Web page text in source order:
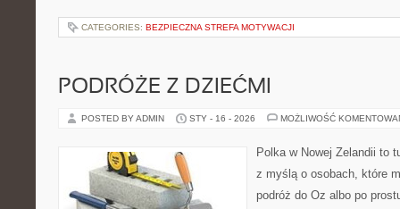
CATEGORIES: BEZPIECZNA STREFA MOTYWACJI
PODRÓŻE Z DZIEĆMI
POSTED BY ADMIN STY - 16 - 2026 MOŻLIWOŚĆ
Polka w Nowej Zelandii to
z myślą o osobach, które
podróż do Oz albo po